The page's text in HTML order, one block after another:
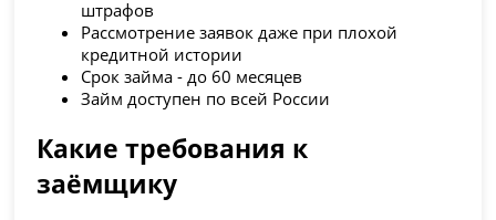
штрафов
Рассмотрение заявок даже при плохой
кредитной истории
Срок займа - до 60 месяцев
Займ доступен по всей России
Какие требования к
заёмщику